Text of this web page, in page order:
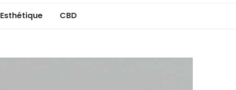
Esthétique CBD